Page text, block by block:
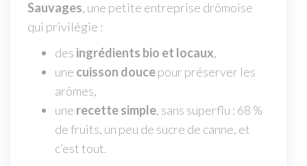
Sauvages, une petite entreprise drômoise
qui privilégie :
des ingrédients bio et locaux,
une cuisson doucepour préserver les
arômes,
une recette simple, sans superflu : 68 %
de fruits, un peu de sucre de canne, et
c’est tout.